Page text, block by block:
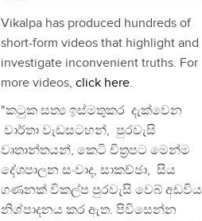
Vikalpa has produced hundreds of
short-form videos that highlight and
investigate inconvenient truths. For
more videos, click here.
"කටුක සත්‍ය ඉස්මතුකර දැක්වෙන
වාර්තා වැඩසටහන්, පුරවැසි
වෘතාන්තයන්, කෙටි චිත්‍රපට මෙන්ම
දේශපාලන සංවාද, සාකච්ඡා, සිය
ගණනක් විකල්ප පුරවැසි වෙබ් අඩවිය
නිශ්පාදනය කර ඇත. පිවිසෙන්න